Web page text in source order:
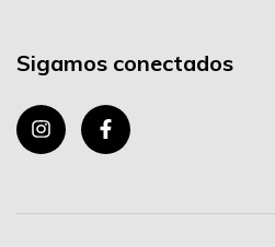
Sigamos conectados